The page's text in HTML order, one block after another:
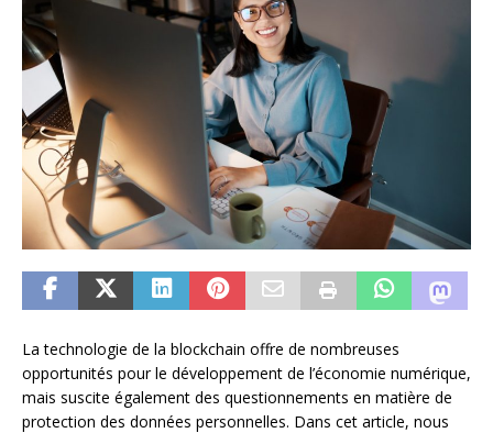
La technologie de la blockchain offre de nombreuses
opportunités pour le développement de l’économie numérique,
mais suscite également des questionnements en matière de
protection des données personnelles. Dans cet article, nous